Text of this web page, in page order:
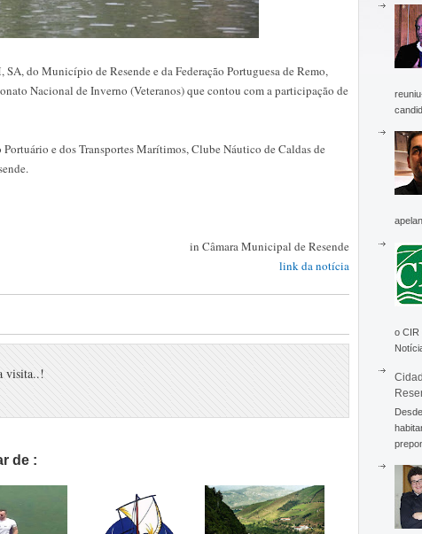
do Município de Resende e da Federação Portuguesa de Remo,
Nacional de Inverno (Veteranos) que contou com a participação de
e dos Transportes Marítimos, Clube Náutico de Caldas de
in Câmara Municipal de Resende
link da notícia
visita..!
de :
o CIR